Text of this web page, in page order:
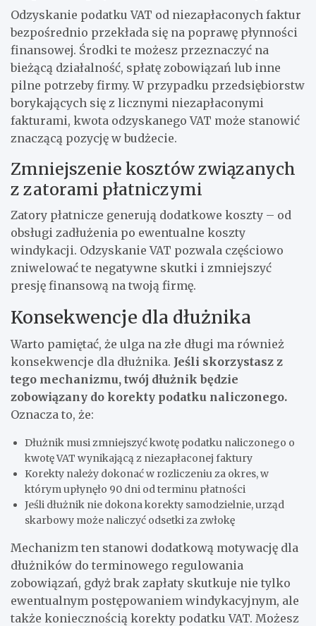
Odzyskanie podatku VAT od niezapłaconych faktur
bezpośrednio przekłada się na poprawę płynności
finansowej. Środki te możesz przeznaczyć na
bieżącą działalność, spłatę zobowiązań lub inne
pilne potrzeby firmy. W przypadku przedsiębiorstw
borykających się z licznymi niezapłaconymi
fakturami, kwota odzyskanego VAT może stanowić
znaczącą pozycję w budżecie.
Zmniejszenie kosztów związanych
z zatorami płatniczymi
Zatory płatnicze generują dodatkowe koszty – od
obsługi zadłużenia po ewentualne koszty
windykacji. Odzyskanie VAT pozwala częściowo
zniwelować te negatywne skutki i zmniejszyć
presję finansową na twoją firmę.
Konsekwencje dla dłużnika
Warto pamiętać, że ulga na złe długi ma również
konsekwencje dla dłużnika. Jeśli skorzystasz z
tego mechanizmu, twój dłużnik będzie
zobowiązany do korekty podatku naliczonego.
Oznacza to, że:
Dłużnik musi zmniejszyć kwotę podatku naliczonego o
kwotę VAT wynikającą z niezapłaconej faktury
Korekty należy dokonać w rozliczeniu za okres, w
którym upłynęło 90 dni od terminu płatności
Jeśli dłużnik nie dokona korekty samodzielnie, urząd
skarbowy może naliczyć odsetki za zwłokę
Mechanizm ten stanowi dodatkową motywację dla
dłużników do terminowego regulowania
zobowiązań, gdyż brak zapłaty skutkuje nie tylko
ewentualnym postępowaniem windykacyjnym, ale
także koniecznością korekty podatku VAT. Możesz